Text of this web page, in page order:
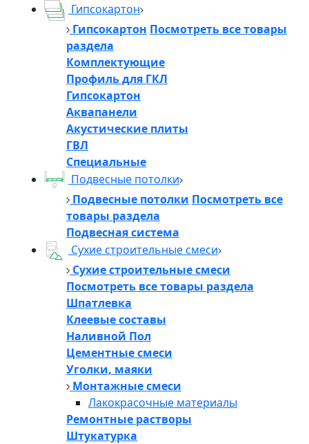
Гипсокартон
Гипсокартон Посмотреть все товары
раздела
Комплектующие
Профиль для ГКЛ
Гипсокартон
Аквапанели
Акустические плиты
ГВЛ
Специальные
Подвесные потолки
Подвесные потолки Посмотреть все
товары раздела
Подвесная система
Сухие строительные смеси
Сухие строительные смеси
Посмотреть все товары раздела
Шпатлевка
Клеевые составы
Наливной Пол
Цементные смеси
Уголки, маяки
Монтажные смеси
Лакокрасочные материалы
Ремонтные растворы
Штукатурка